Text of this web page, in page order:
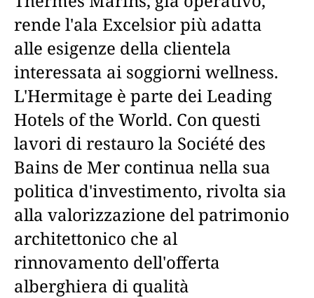
rende l'ala Excelsior più adatta
alle esigenze della clientela
interessata ai soggiorni wellness.
L'Hermitage è parte dei Leading
Hotels of the World. Con questi
lavori di restauro la Société des
Bains de Mer continua nella sua
politica d'investimento, rivolta sia
alla valorizzazione del patrimonio
architettonico che al
rinnovamento dell'offerta
alberghiera di qualità